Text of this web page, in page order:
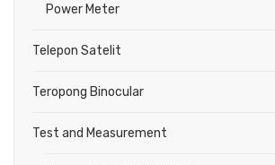
Power Meter
Telepon Satelit
Teropong Binocular
Test and Measurement